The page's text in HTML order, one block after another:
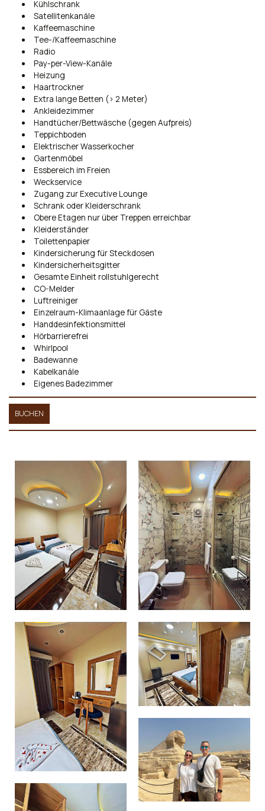
Kühlschrank
Satellitenkanäle
Kaffeemaschine
Tee-/Kaffeemaschine
Radio
Pay-per-View-Kanäle
Heizung
Haartrockner
Extra lange Betten (> 2 Meter)
Ankleidezimmer
Handtücher/Bettwäsche (gegen Aufpreis)
Teppichboden
Elektrischer Wasserkocher
Gartenmöbel
Essbereich im Freien
Weckservice
Zugang zur Executive Lounge
Schrank oder Kleiderschrank
Obere Etagen nur über Treppen erreichbar
Kleiderständer
Toilettenpapier
Kindersicherung für Steckdosen
Kindersicherheitsgitter
Gesamte Einheit rollstuhlgerecht
CO-Melder
Luftreiniger
Einzelraum-Klimaanlage für Gäste
Handdesinfektionsmittel
Hörbarrierefrei
Whirlpool
Badewanne
Kabelkanäle
Eigenes Badezimmer
BUCHEN